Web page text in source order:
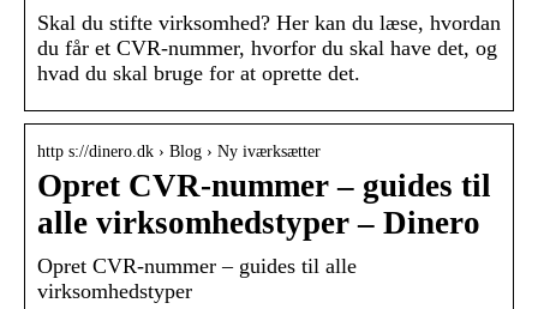
Skal du stifte virksomhed? Her kan du læse, hvordan
du får et CVR-nummer, hvorfor du skal have det, og
hvad du skal bruge for at oprette det.
http s://dinero.dk › Blog › Ny iværksætter
Opret CVR-nummer – guides til
alle virksomhedstyper – Dinero
Opret CVR-nummer – guides til alle
virksomhedstyper